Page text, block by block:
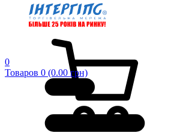
0
Товаров 0 (0.00 грн)